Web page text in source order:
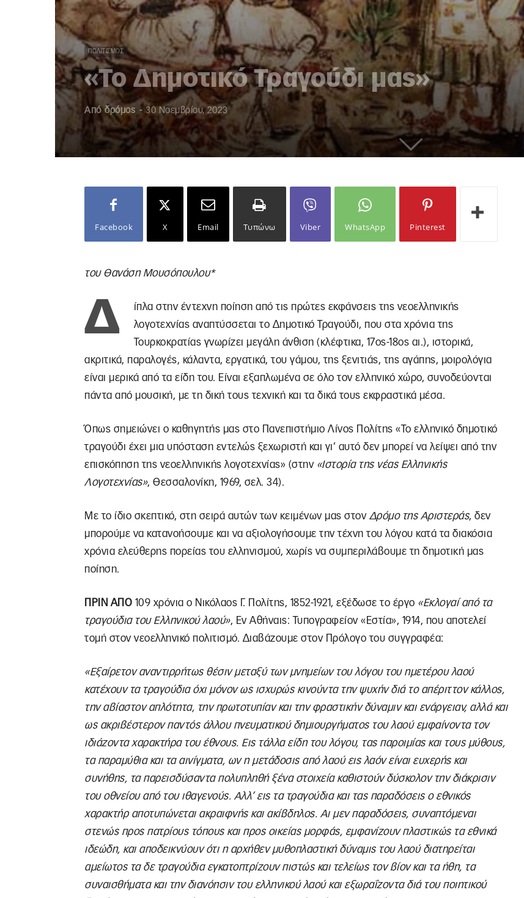
ΠΟΛΙΤΙΣΜΌΣ
«Το Δημοτικό Τραγούδι μας»
Από δρόμος - 30 Νοεμβρίου, 2023
Facebook X Email Τυπώνω Viber WhatsApp Pinterest
του Θανάση Μουσόπουλου*
Δ
ίπλα στην έντεχνη ποίηση από τις πρώτες εκφάνσεις της νεοελληνικής
λογοτεχνίας αναπτύσσεται το Δημοτικό Τραγούδι, που στα χρόνια της
Τουρκοκρατίας γνωρίζει μεγάλη άνθιση (κλέφτικα, 17ος-18ος αι.), ιστορικά,
ακριτικά, παραλογές, κάλαντα, εργατικά, του γάμου, της ξενιτιάς, της αγάπης, μοιρολόγια
είναι μερικά από τα είδη του. Είναι εξαπλωμένα σε όλο τον ελληνικό χώρο, συνοδεύονται
πάντα από μουσική, με τη δική τους τεχνική και τα δικά τους εκφραστικά μέσα.
Όπως σημειώνει ο καθηγητής μας στο Πανεπιστήμιο Λίνος Πολίτης «Το ελληνικό δημοτικό
τραγούδι έχει μια υπόσταση εντελώς ξεχωριστή και γι’ αυτό δεν μπορεί να λείψει από την
επισκόπηση της νεοελληνικής λογοτεχνίας» (στην «Ιστορία της νέας Ελληνικής
Λογοτεχνίας», Θεσσαλονίκη, 1969, σελ. 34).
Με το ίδιο σκεπτικό, στη σειρά αυτών των κειμένων μας στον Δρόμο της Αριστεράς, δεν
μπορούμε να κατανοήσουμε και να αξιολογήσουμε την τέχνη του λόγου κατά τα διακόσια
χρόνια ελεύθερης πορείας του ελληνισμού, χωρίς να συμπεριλάβουμε τη δημοτική μας
ποίηση.
ΠΡΙΝ ΑΠΟ 109 χρόνια ο Νικόλαος Γ. Πολίτης, 1852-1921, εξέδωσε το έργο «Εκλογαί από τα
τραγούδια του Ελληνικού λαού», Εν Αθήναις: Τυπογραφείον «Εστία», 1914, που αποτελεί
τομή στον νεοελληνικό πολιτισμό. Διαβάζουμε στον Πρόλογο του συγγραφέα:
«Εξαίρετον αναντιρρήτως θέσιν μεταξύ των μνημείων του λόγου του ημετέρου λαού
κατέχουν τα τραγούδια όχι μόνον ως ισχυρώς κινούντα την ψυχήν διά το απέριττον κάλλος,
την αβίαστον απλότητα, την πρωτοτυπίαν και την φραστικήν δύναμιν και ενάργειαν, αλλά και
ως ακριβέστερον παντός άλλου πνευματικού δημιουργήματος του λαού εμφαίνοντα τον
ιδιάζοντα χαρακτήρα του έθνους. Εις τάλλα είδη του λόγου, τας παροιμίας και τους μύθους,
τα παραμύθια και τα αινίγματα, ων η μετάδοσις από λαού εις λαόν είναι ευχερής και
συνήθης, τα παρεισδύσαντα πολυπληθή ξένα στοιχεία καθιστούν δύσκολον την διάκρισιν
του οθνείου από του ιθαγενούς. Αλλ’ εις τα τραγούδια και τας παραδόσεις ο εθνικός
χαρακτήρ αποτυπώνεται ακραιφνής και ακίβδηλος. Αι μεν παραδόσεις, συναπτόμεναι
στενώς προς πατρίους τόπους και προς οικείας μορφάς, εμφανίζουν πλαστικώς τα εθνικά
ιδεώδη, και αποδεικνύουν ότι η αρχήθεν μυθοπλαστική δύναμις του λαού διατηρείται
αμείωτος τα δε τραγούδια εγκατοπτρίζουν πιστώς και τελείως τον βίον και τα ήθη, τα
συναισθήματα και την διανόησιν του ελληνικού λαού και εξωραΐζοντα διά του ποιητικού